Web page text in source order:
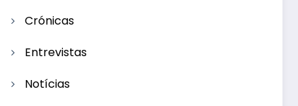
Crónicas
Entrevistas
Notícias